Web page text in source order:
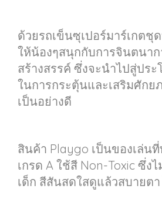
ด้วยรถเข็นซุเปอร์มาร์เกตชุ
ให้น้องๆสนุกกับการจินตนา
สร้างสรรค์ ซึ่งจะนำไปสู่ปร
ในการกระตุ้นและเสริมศักย
เป็นอย่างดี
สินค้า Playgo เป็นของเล่น
เกรด A ใช้สี Non-Toxic ซึ่ง
เด็ก สีสันสดใสดูแล้วสบายต